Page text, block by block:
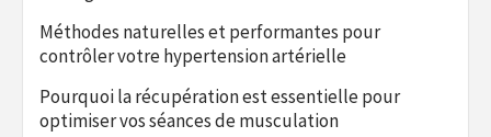
Méthodes naturelles et performantes pour
contrôler votre hypertension artérielle
Pourquoi la récupération est essentielle pour
optimiser vos séances de musculation